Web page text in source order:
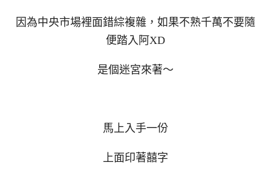
因為中央市場裡面錯綜複雜，如果不熟千萬不要隨
便踏入阿XD
是個迷宮來著～
馬上入手一份
上面印著囍字